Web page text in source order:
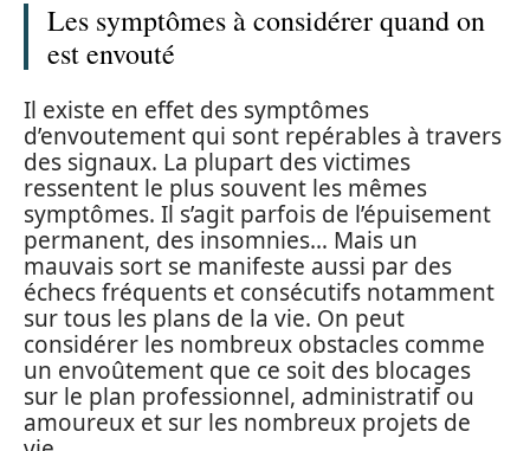
Les symptômes à considérer quand on
est envouté
Il existe en effet des symptômes
d’envoutement qui sont repérables à travers
des signaux. La plupart des victimes
ressentent le plus souvent les mêmes
symptômes. Il s’agit parfois de l’épuisement
permanent, des insomnies… Mais un
mauvais sort se manifeste aussi par des
échecs fréquents et consécutifs notamment
sur tous les plans de la vie. On peut
considérer les nombreux obstacles comme
un envoûtement que ce soit des blocages
sur le plan professionnel, administratif ou
amoureux et sur les nombreux projets de